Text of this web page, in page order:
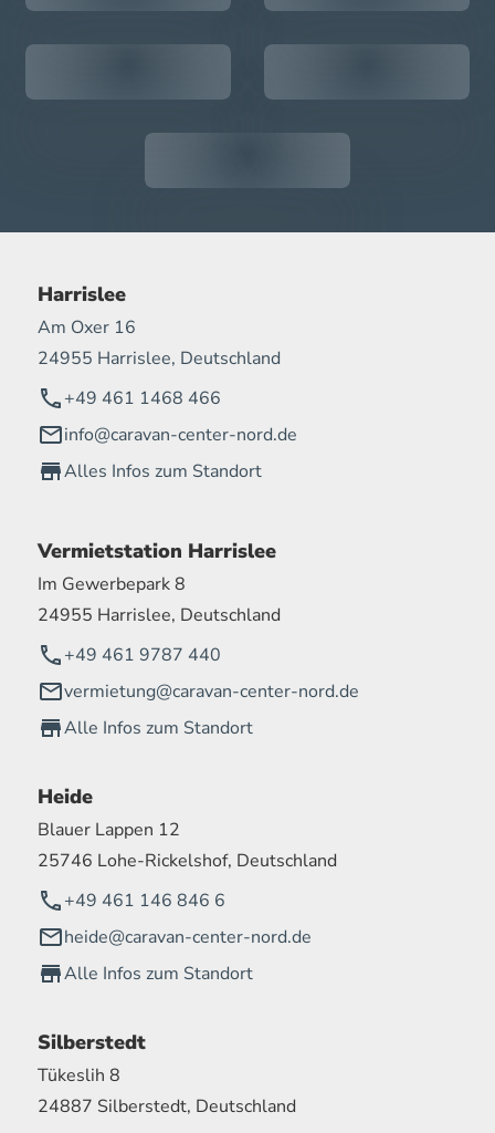
Harrislee
Am Oxer 16
24955 Harrislee, Deutschland
+49 461 1468 466
info@caravan-center-nord.de
Alles Infos zum Standort
Vermietstation Harrislee
Im Gewerbepark 8
24955 Harrislee, Deutschland
+49 461 9787 440
vermietung@caravan-center-nord.de
Alle Infos zum Standort
Heide
Blauer Lappen 12
25746 Lohe-Rickelshof, Deutschland
+49 461 146 846 6
heide@caravan-center-nord.de
Alle Infos zum Standort
Silberstedt
Tükeslih 8
24887 Silberstedt, Deutschland